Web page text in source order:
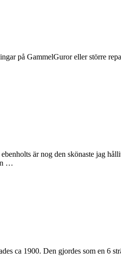
på GammelGuror eller större
är nog den skönaste jag
…
ca 1900. Den gjordes som en 6